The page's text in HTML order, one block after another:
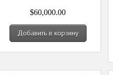
$60,000.00
Добавить в корзину